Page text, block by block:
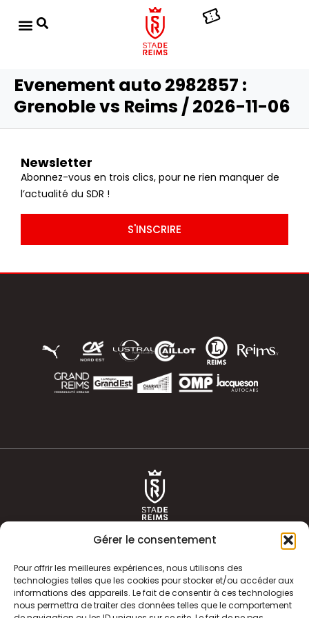
Gérer le consentement
Pour offrir les meilleures expériences, nous utilisons des
technologies telles que les cookies pour stocker et/ou accéder aux
informations des appareils. Le fait de consentir à ces technologies
nous permettra de traiter des données telles que le comportement
Evenement auto 2982857 :
Grenoble vs Reims / 2026-11-06
Newsletter
Abonnez-vous en trois clics, pour ne rien manquer de
l’actualité du SDR !
S'INSCRIRE
ACTUALITÉS HISTOIRE